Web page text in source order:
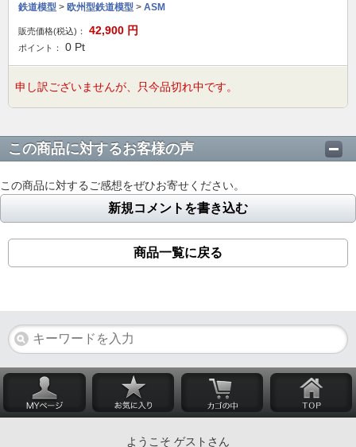
鉄道模型 > 欧州型鉄道模型 > ASM
販売価格(税込)： 42,900 円
ポイント： 0 Pt
申し訳ございませんが、只今品切れ中です。
この商品に対するお客様の声
この商品に対するご感想をぜひお寄せください。
新規コメントを書き込む
商品一覧に戻る
ようこそ ゲストさん